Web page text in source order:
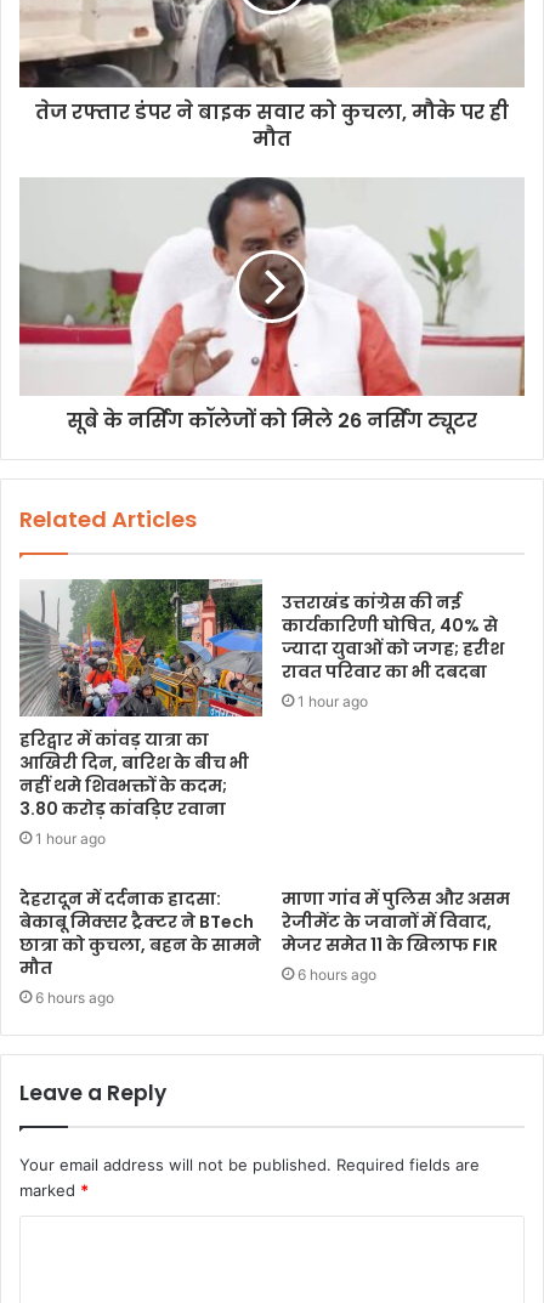
तेज रफ्तार डंपर ने बाइक सवार को कुचला, मौके पर ही
मौत
सूबे के नर्सिंग कॉलेजों को मिले 26 नर्सिंग ट्यूटर
Related Articles
हरिद्वार में कांवड़ यात्रा का
आखिरी दिन, बारिश के बीच भी
नहीं थमे शिवभक्तों के कदम;
3.80 करोड़ कांवड़िए रवाना
1 hour ago
उत्तराखंड कांग्रेस की नई
कार्यकारिणी घोषित, 40% से
ज्यादा युवाओं को जगह; हरीश
रावत परिवार का भी दबदबा
1 hour ago
देहरादून में दर्दनाक हादसा:
बेकाबू मिक्सर ट्रैक्टर ने BTech
छात्रा को कुचला, बहन के सामने
मौत
6 hours ago
माणा गांव में पुलिस और असम
रेजीमेंट के जवानों में विवाद,
मेजर समेत 11 के खिलाफ FIR
6 hours ago
Leave a Reply
Your email address will not be published. Required fields are
marked *